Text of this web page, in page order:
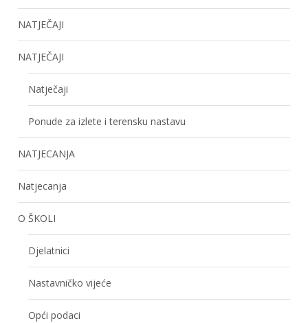
NATJEČAJI
NATJEČAJI
Natječaji
Ponude za izlete i terensku nastavu
NATJECANJA
Natjecanja
O ŠKOLI
Djelatnici
Nastavničko vijeće
Opći podaci